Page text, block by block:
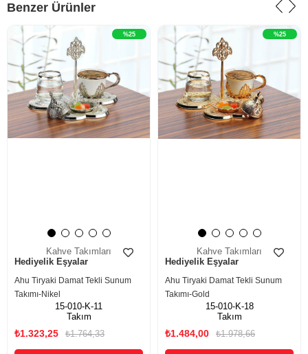
Benzer Ürünler
Kahve Takımları
Hediyelik Eşyalar
Ahu Tiryaki Damat Tekli Sunum
Takımı-Nikel
15-010-K-11
Takım
₺1.323,25 ₺1.764,33
%25
Kahve Takımları
Hediyelik Eşyalar
Ahu Tiryaki Damat Tekli Sunum
Takımı-Gold
15-010-K-18
Takım
₺1.484,00 ₺1.978,66
%25